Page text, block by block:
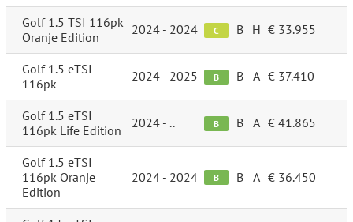
Golf 1.5 TSI 116pk
Oranje Edition
2024 - 2024 C B H € 33.955
Golf 1.5 eTSI
116pk
2024 - 2025 B B A € 37.410
Golf 1.5 eTSI
116pk Life Edition
2024 - .. B B A € 41.865
Golf 1.5 eTSI
116pk Oranje
Edition
2024 - 2024 B B A € 36.450